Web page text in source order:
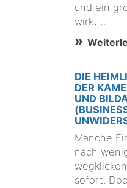
und ein
wirkt …
DIE
DER
UND
Manche
nach
sofort.